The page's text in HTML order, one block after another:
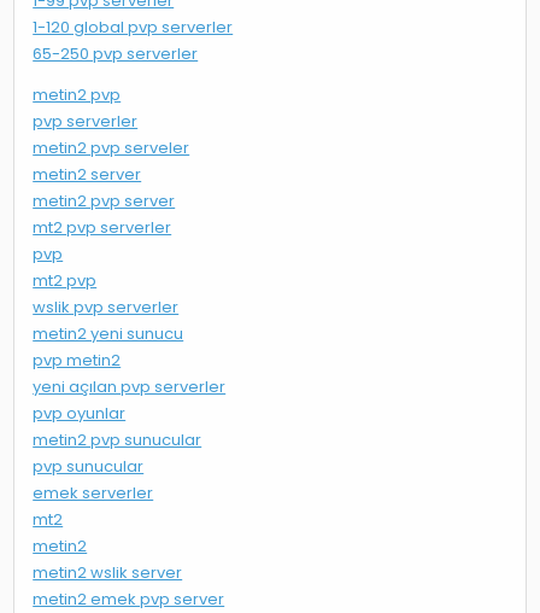
1-120 global pvp serverler
65-250 pvp serverler
metin2 pvp
pvp serverler
metin2 pvp serveler
metin2 server
metin2 pvp server
mt2 pvp serverler
pvp
mt2 pvp
wslik pvp serverler
metin2 yeni sunucu
pvp metin2
yeni açılan pvp serverler
pvp oyunlar
metin2 pvp sunucular
pvp sunucular
emek serverler
mt2
metin2
metin2 wslik server
metin2 emek pvp server